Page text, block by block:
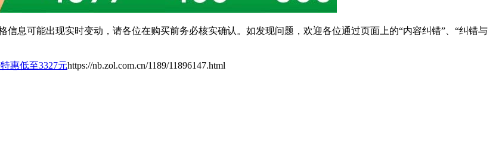
息可能出现实时变动，请各位在购买前务必核实确认。如发现问题，欢迎各位通过页面上的“内容纠错”、“纠错与
惠低至3327元https://nb.zol.com.cn/1189/11896147.html